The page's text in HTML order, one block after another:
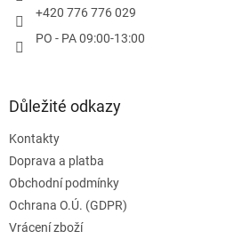
+420 776 776 029
PO - PA 09:00-13:00
Důležité odkazy
Kontakty
Doprava a platba
Obchodní podmínky
Ochrana O.Ú. (GDPR)
Vrácení zboží